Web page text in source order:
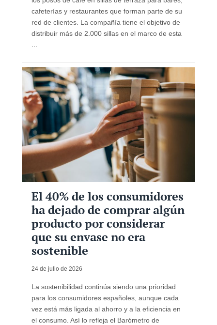
cafeterías y restaurantes que forman parte de su
red de clientes. La compañía tiene el objetivo de
distribuir más de 2.000 sillas en el marco de esta
...
El 40% de los consumidores
ha dejado de comprar algún
producto por considerar
que su envase no era
sostenible
24 de julio de 2026
La sostenibilidad continúa siendo una prioridad
para los consumidores españoles, aunque cada
vez está más ligada al ahorro y a la eficiencia en
el consumo. Así lo refleja el Barómetro de